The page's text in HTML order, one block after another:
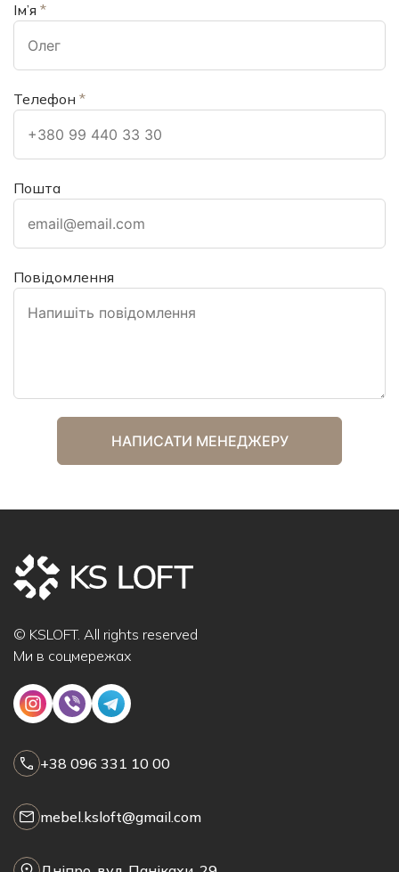
Ім’я *
Телефон *
Пошта
Повідомлення
© KSLOFT. All rights reserved
Ми в соцмережах
+38 096 331 10 00
mebel.ksloft@gmail.com